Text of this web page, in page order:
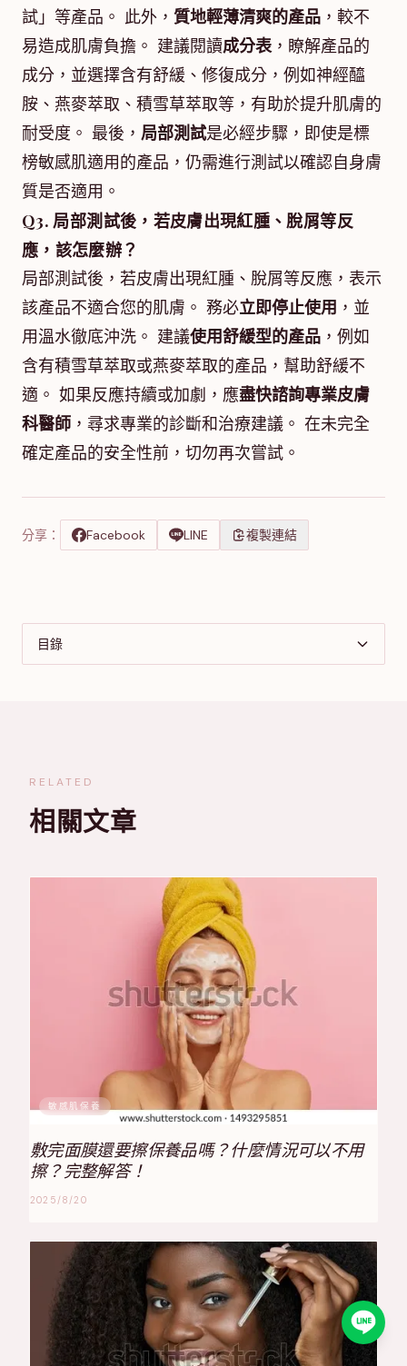
試」等產品。 此外， 質地輕薄清爽的產品 ，較不
易造成肌膚負擔。 建議閱讀成分表，瞭解產品的
成分，並選擇含有舒緩、修復成分，例如神經醯
胺、燕麥萃取、積雪草萃取等，有助於提升肌膚的
耐受度。 最後， 局部測試是必經步驟，即使是標
榜敏感肌適用的產品，仍需進行測試以確認自身膚
質是否適用。
Q3. 局部測試後，若皮膚出現紅腫、脫屑等反
應，該怎麼辦？
局部測試後，若皮膚出現紅腫、脫屑等反應，表示
該產品不適合您的肌膚。 務必立即停止使用 ，並
用溫水徹底沖洗。 建議使用舒緩型的產品 ，例如
含有積雪草萃取或燕麥萃取的產品，幫助舒緩不
適。 如果反應持續或加劇，應盡快諮詢專業皮膚
科醫師 ，尋求專業的診斷和治療建議。 在未完全
確定產品的安全性前，切勿再次嘗試。
分享： Facebook LINE 複製連結
目錄
RELATED
相關文章
敏感肌保養
敷完面膜還要擦保養品嗎？什麼情況可以不用
擦？完整解答！
2025/8/20